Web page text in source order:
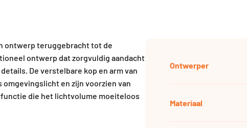
ontwerp teruggebracht tot de
ontwerp dat zorgvuldig aandacht
De verstelbare kop en arm van
omgevingslicht en zijn voorzien van
die het lichtvolume moeiteloos
Ontwerper
Materiaal